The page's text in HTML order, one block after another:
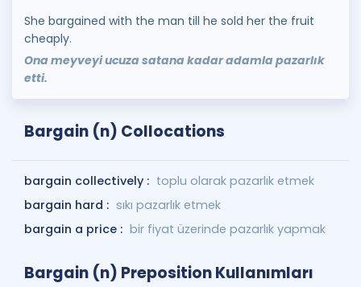
She bargained with the man till he sold her the fruit
cheaply.
Ona meyveyi ucuza satana kadar adamla pazarlık
etti.
Bargain (n) Collocations
bargain collectively : toplu olarak pazarlık etmek
bargain hard : sıkı pazarlık etmek
bargain a price : bir fiyat üzerinde pazarlık yapmak
Bargain (n) Preposition Kullanımları